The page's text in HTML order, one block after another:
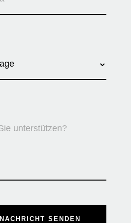
NACHRICHT SENDEN